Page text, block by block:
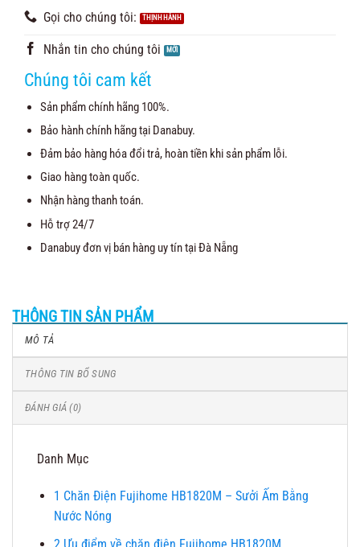
Gọi cho chúng tôi:
Nhắn tin cho chúng tôi
Chúng tôi cam kết
Sản phẩm chính hãng 100%.
Bảo hành chính hãng tại Danabuy.
Đảm bảo hàng hóa đổi trả, hoàn tiền khi sản phẩm lỗi.
Giao hàng toàn quốc.
Nhận hàng thanh toán.
Hỗ trợ 24/7
Danabuy đơn vị bán hàng uy tín tại Đà Nẵng
THÔNG TIN SẢN PHẨM
MÔ TẢ
THÔNG TIN BỔ SUNG
ĐÁNH GIÁ (0)
Danh Mục
1 Chăn Điện Fujihome HB1820M – Sưởi Ấm Bằng
Nước Nóng